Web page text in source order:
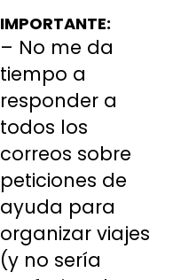
IMPORTANTE:
– No me da
tiempo a
responder a
todos los
correos sobre
peticiones de
ayuda para
organizar viajes
(y no sería